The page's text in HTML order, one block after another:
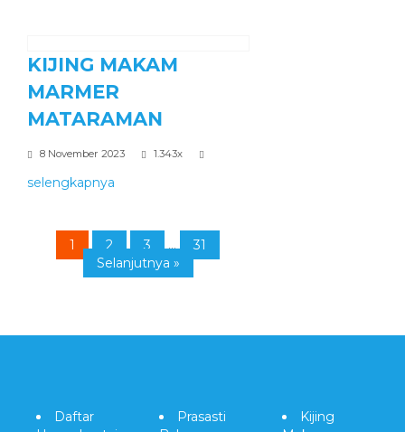
KIJING MAKAM
MARMER
MATARAMAN
8 November 2023 1.343x
selengkapnya
1 2 3 ...
31
Selanjutnya »
Daftar
Prasasti
Kijing